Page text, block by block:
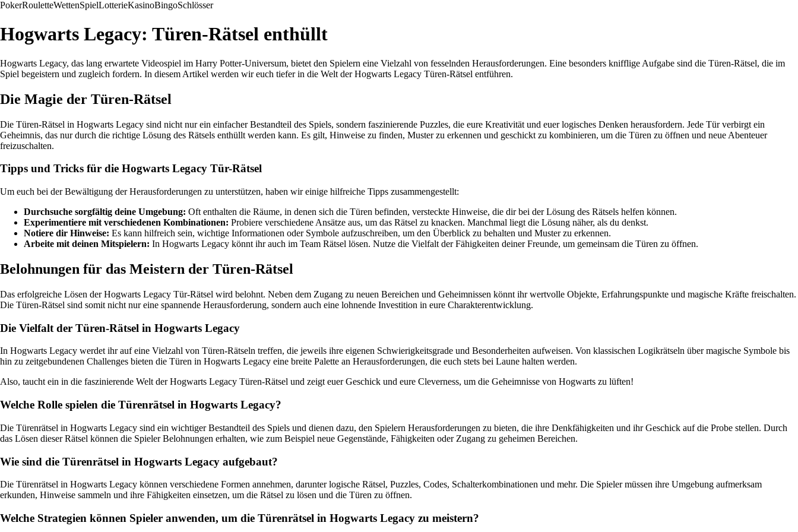
PokerRouletteWettenSpielLotterieKasinoBingoSchlösser
Hogwarts Legacy: Türen-Rätsel enthüllt
Hogwarts Legacy, das lang erwartete Videospiel im Harry Potter-Universum, bietet den Spielern eine Vielzahl von fesselnden Herausforderungen. Eine besonders knifflige Aufgabe sind die Türen-Rätsel, die im
Spiel begeistern und zugleich fordern. In diesem Artikel werden wir euch tiefer in die Welt der Hogwarts Legacy Türen-Rätsel entführen.
Die Magie der Türen-Rätsel
Die Türen-Rätsel in Hogwarts Legacy sind nicht nur ein einfacher Bestandteil des Spiels, sondern faszinierende Puzzles, die eure Kreativität und euer logisches Denken herausfordern. Jede Tür verbirgt ein
Geheimnis, das nur durch die richtige Lösung des Rätsels enthüllt werden kann. Es gilt, Hinweise zu finden, Muster zu erkennen und geschickt zu kombinieren, um die Türen zu öffnen und neue Abenteuer
freizuschalten.
Tipps und Tricks für die Hogwarts Legacy Tür-Rätsel
Um euch bei der Bewältigung der Herausforderungen zu unterstützen, haben wir einige hilfreiche Tipps zusammengestellt:
Durchsuche sorgfältig deine Umgebung: Oft enthalten die Räume, in denen sich die Türen befinden, versteckte Hinweise, die dir bei der Lösung des Rätsels helfen können.
Experimentiere mit verschiedenen Kombinationen: Probiere verschiedene Ansätze aus, um das Rätsel zu knacken. Manchmal liegt die Lösung näher, als du denkst.
Notiere dir Hinweise: Es kann hilfreich sein, wichtige Informationen oder Symbole aufzuschreiben, um den Überblick zu behalten und Muster zu erkennen.
Arbeite mit deinen Mitspielern: In Hogwarts Legacy könnt ihr auch im Team Rätsel lösen. Nutze die Vielfalt der Fähigkeiten deiner Freunde, um gemeinsam die Türen zu öffnen.
Belohnungen für das Meistern der Türen-Rätsel
Das erfolgreiche Lösen der Hogwarts Legacy Tür-Rätsel wird belohnt. Neben dem Zugang zu neuen Bereichen und Geheimnissen könnt ihr wertvolle Objekte, Erfahrungspunkte und magische Kräfte freischalten.
Die Türen-Rätsel sind somit nicht nur eine spannende Herausforderung, sondern auch eine lohnende Investition in eure Charakterentwicklung.
Die Vielfalt der Türen-Rätsel in Hogwarts Legacy
In Hogwarts Legacy werdet ihr auf eine Vielzahl von Türen-Rätseln treffen, die jeweils ihre eigenen Schwierigkeitsgrade und Besonderheiten aufweisen. Von klassischen Logikrätseln über magische Symbole bis
hin zu zeitgebundenen Challenges bieten die Türen in Hogwarts Legacy eine breite Palette an Herausforderungen, die euch stets bei Laune halten werden.
Also, taucht ein in die faszinierende Welt der Hogwarts Legacy Türen-Rätsel und zeigt euer Geschick und eure Cleverness, um die Geheimnisse von Hogwarts zu lüften!
Welche Rolle spielen die Türenrätsel in Hogwarts Legacy?
Die Türenrätsel in Hogwarts Legacy sind ein wichtiger Bestandteil des Spiels und dienen dazu, den Spielern Herausforderungen zu bieten, die ihre Denkfähigkeiten und ihr Geschick auf die Probe stellen. Durch
das Lösen dieser Rätsel können die Spieler Belohnungen erhalten, wie zum Beispiel neue Gegenstände, Fähigkeiten oder Zugang zu geheimen Bereichen.
Wie sind die Türenrätsel in Hogwarts Legacy aufgebaut?
Die Türenrätsel in Hogwarts Legacy können verschiedene Formen annehmen, darunter logische Rätsel, Puzzles, Codes, Schalterkombinationen und mehr. Die Spieler müssen ihre Umgebung aufmerksam
erkunden, Hinweise sammeln und ihre Fähigkeiten einsetzen, um die Rätsel zu lösen und die Türen zu öffnen.
Welche Strategien können Spieler anwenden, um die Türenrätsel in Hogwarts Legacy zu meistern?